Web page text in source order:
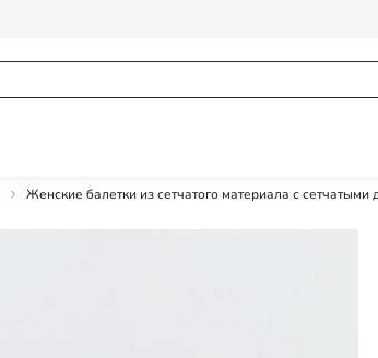
Женские балетки из сетчатого материала с сетчатыми